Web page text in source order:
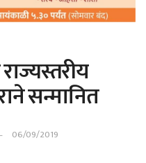
सन्मानित
06/09/2019